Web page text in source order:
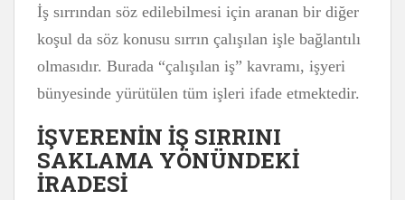
İş sırrından söz edilebilmesi için aranan bir diğer
koşul da söz konusu sırrın çalışılan işle bağlantılı
olmasıdır. Burada “çalışılan iş” kavramı, işyeri
bünyesinde yürütülen tüm işleri ifade etmektedir.
İŞVERENİN İŞ SIRRINI
SAKLAMA YÖNÜNDEKİ
İRADESİ